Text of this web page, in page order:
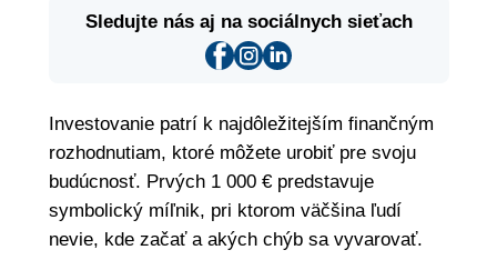
Sledujte nás aj na sociálnych sieťach
Investovanie patrí k najdôležitejším finančným
rozhodnutiam, ktoré môžete urobiť pre svoju
budúcnosť. Prvých 1 000 € predstavuje
symbolický míľnik, pri ktorom väčšina ľudí
nevie, kde začať a akých chýb sa vyvarovať.